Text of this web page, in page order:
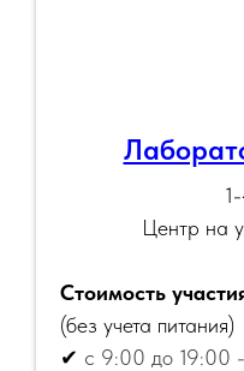
Центр на
Стоимость
(без учета питания)
✔ с 9:00 до 19:00 -